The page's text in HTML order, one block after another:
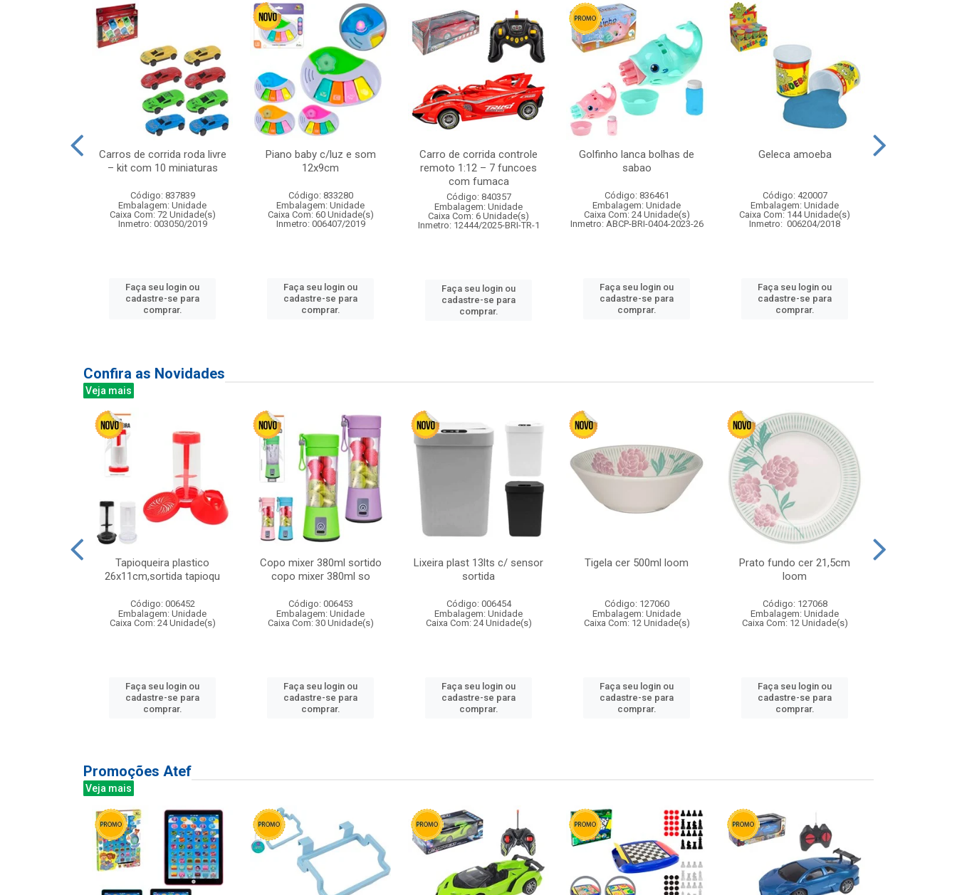
Carros de corrida roda livre
– kit com 10 miniaturas
Código: 837839
Embalagem: Unidade
Caixa Com: 72 Unidade(s)
Inmetro: 003050/2019
Faça seu login ou
cadastre-se para
comprar.
Piano baby c/luz e som
12x9cm
Código: 833280
Embalagem: Unidade
Caixa Com: 60 Unidade(s)
Inmetro: 006407/2019
Faça seu login ou
cadastre-se para
comprar.
Carro de corrida controle
remoto 1:12 – 7 funcoes
com fumaca
Código: 840357
Embalagem: Unidade
Caixa Com: 6 Unidade(s)
Inmetro: 12444/2025-BRI-TR-1
Faça seu login ou
cadastre-se para
comprar.
Golfinho lanca bolhas de
sabao
Código: 836461
Embalagem: Unidade
Caixa Com: 24 Unidade(s)
Inmetro: ABCP-BRI-0404-2023-26
Faça seu login ou
cadastre-se para
comprar.
Geleca amoeba
Código: 420007
Embalagem: Unidade
Caixa Com: 144 Unidade(s)
Inmetro: 006204/2018
Faça seu login ou
cadastre-se para
comprar.
Confira as Novidades
Veja mais
Tapioqueira plastico
26x11cm,sortida tapioqu
Código: 006452
Embalagem: Unidade
Caixa Com: 24 Unidade(s)
Faça seu login ou
cadastre-se para
comprar.
Copo mixer 380ml sortido
copo mixer 380ml so
Código: 006453
Embalagem: Unidade
Caixa Com: 30 Unidade(s)
Faça seu login ou
cadastre-se para
comprar.
Lixeira plast 13lts c/ sensor
sortida
Código: 006454
Embalagem: Unidade
Caixa Com: 24 Unidade(s)
Faça seu login ou
cadastre-se para
comprar.
Tigela cer 500ml loom
Código: 127060
Embalagem: Unidade
Caixa Com: 12 Unidade(s)
Faça seu login ou
cadastre-se para
comprar.
Prato fundo cer 21,5cm
loom
Código: 127068
Embalagem: Unidade
Caixa Com: 12 Unidade(s)
Faça seu login ou
cadastre-se para
comprar.
Promoções Atef
Veja mais